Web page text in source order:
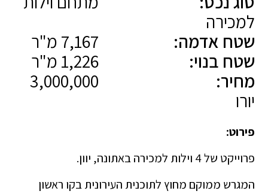
למכירה
שטח אדמה:
שטח בנוי:
1,226 מ"ר
מחיר:
3,000,000
יורו
פירוט:
פרוייקט של 4 וילות למכירה באתונה, יוון.
המגרש ממוקם מחוץ לתוכנית העירונית בקו ראשון